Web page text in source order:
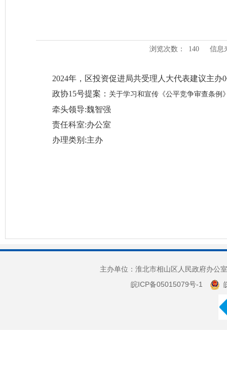
浏览次数： 140 信息
2024年，区投资促进局共受理人大代表建议主
政协15号提案： 关于学习和宣传《公平竞争审查条例
牵头领导:魏智强
责任科室:办公室
办理类别:主办
主办单位：淮北市相山区人民政府办
皖ICP备05015079号-1